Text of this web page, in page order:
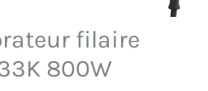
filaire
800W